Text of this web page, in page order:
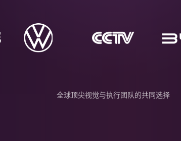
全球顶尖视觉与执行团队的共同选择